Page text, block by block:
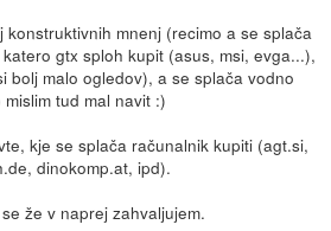
mnenj (recimo a se splača
gtx sploh kupit (asus, msi, evga...),
bolj malo ogledov), a se splača vodno
tud mal navit :)
kje se splača računalnik kupiti (agt.si,
dinokomp.at, ipd).
že v naprej zahvaljujem.